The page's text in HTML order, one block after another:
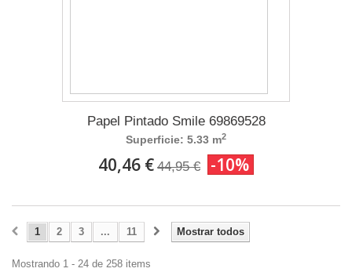
Papel Pintado Smile 69869528
Superficie: 5.33 m2
40,46 € 44,95 € -10%
Mostrar todos
1 2 3 ... 11
Mostrando 1 - 24 de 258 items